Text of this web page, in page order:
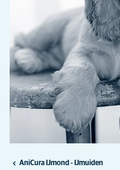
AniCura IJmond - IJmuiden